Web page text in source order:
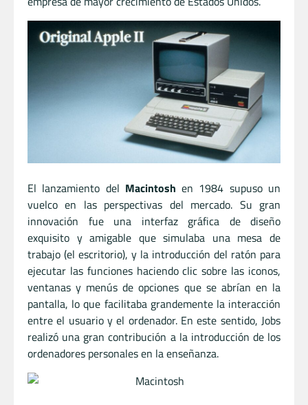
El lanzamiento del Macintosh en 1984 supuso un
vuelco en las perspectivas del mercado. Su gran
innovación fue una interfaz gráfica de diseño
exquisito y amigable que simulaba una mesa de
trabajo (el escritorio), y la introducción del ratón para
ejecutar las funciones haciendo clic sobre las iconos,
ventanas y menús de opciones que se abrían en la
pantalla, lo que facilitaba grandemente la interacción
entre el usuario y el ordenador. En este sentido, Jobs
realizó una gran contribución a la introducción de los
ordenadores personales en la enseñanza.